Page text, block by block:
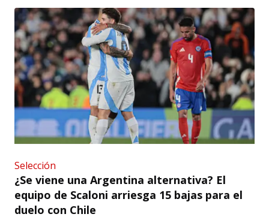
Selección
¿Se viene una Argentina alternativa? El
equipo de Scaloni arriesga 15 bajas para el
duelo con Chile